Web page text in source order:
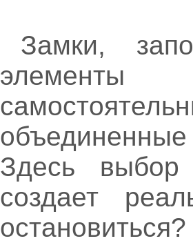
Замки,
Здесь выбор
создает
остановиться?